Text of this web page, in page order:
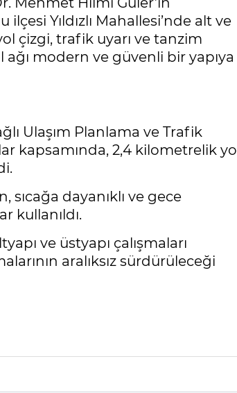
Yıldızlı Mahallesi’nde alt ve
çizgi, trafik uyarı ve tanzim
modern ve güvenli bir yapıya
Ulaşım Planlama ve Trafik
kapsamında, 2,4 kilometrelik yol
dayanıklı ve gece
kullanıldı.
ve üstyapı çalışmaları
aralıksız sürdürüleceği